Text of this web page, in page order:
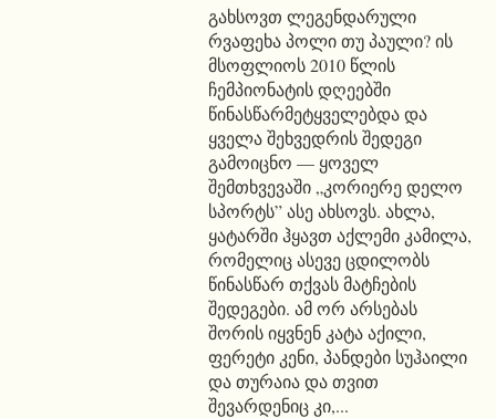
გახსოვთ ლეგენდარული
რვაფეხა პოლი თუ პაული? ის
მსოფლიოს 2010 წლის
ჩემპიონატის დღეებში
წინასწარმეტყველებდა და
ყველა შეხვედრის შედეგი
გამოიცნო — ყოველ
შემთხვევაში „კორიერე დელო
სპორტს” ასე ახსოვს. ახლა,
ყატარში ჰყავთ აქლემი კამილა,
რომელიც ასევე ცდილობს
წინასწარ თქვას მატჩების
შედეგები. ამ ორ არსებას
შორის იყვნენ კატა აქილი,
ფერეტი კენი, პანდები სუჰაილი
და თურაია და თვით
შევარდენიც კი,...